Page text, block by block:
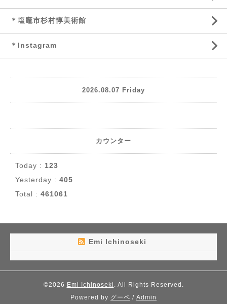
＊塩竈市杉村惇美術館
＊Instagram
2026.08.07 Friday
カウンター
Today : 123
Yesterday : 405
Total : 461061
Emi Ichinoseki
©2026 Emi Ichinoseki
. All Rights Reserved.
Powered by グーペ / Admin